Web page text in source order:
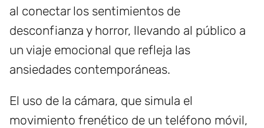
al conectar los sentimientos de
desconfianza y horror, llevando al público a
un viaje emocional que refleja las
ansiedades contemporáneas.
El uso de la cámara, que simula el
movimiento frenético de un teléfono móvil,